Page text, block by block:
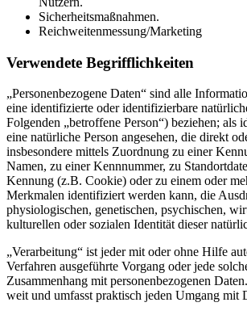
Sicherheitsmaßnahmen.
Reichweitenmessung/Marketing
Verwendete Begrifflichkeiten
„Personenbezogene Daten“ sind alle
eine identifizierte oder identifizierbare
Folgenden „betroffene Person“) beziehen; als
eine natürliche Person angesehen, die direkt
insbesondere mittels Zuordnung zu einer
Namen, zu einer Kennnummer, zu
Kennung (z.B. Cookie) oder zu einem oder
Merkmalen identifiziert werden kann, die
physiologischen, genetischen, psychischen,
kulturellen oder sozialen Identität dieser
„Verarbeitung“ ist jeder mit oder ohne Hilfe
Verfahren ausgeführte Vorgang oder jede
Zusammenhang mit personenbezogenen
weit und umfasst praktisch jeden Umgang mit